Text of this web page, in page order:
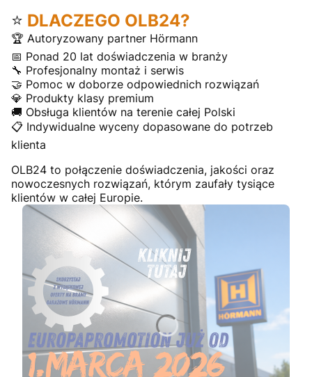
⭐ DLACZEGO OLB24?
🏆 Autoryzowany partner Hörmann
📅 Ponad 20 lat doświadczenia w branży
🔧 Profesjonalny montaż i serwis
🤝 Pomoc w doborze odpowiednich rozwiązań
💎 Produkty klasy premium
🚚 Obsługa klientów na terenie całej Polski
📋 Indywidualne wyceny dopasowane do potrzeb
klienta
OLB24 to połączenie doświadczenia, jakości oraz
nowoczesnych rozwiązań, którym zaufały tysiące
klientów w całej Europie.